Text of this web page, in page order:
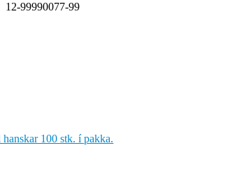
12-99990077-99